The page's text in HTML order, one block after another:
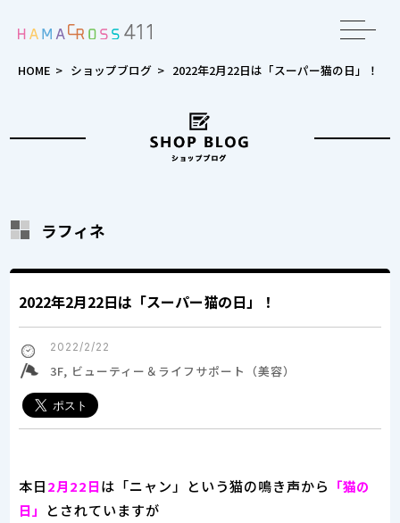
HOME > ショップブログ > 2022年2月22日は「スーパー猫の日」！
ラフィネ
2022年2月22日は「スーパー猫の日」！
2022/2/22
3F, ビューティー＆ライフサポート（美容）
本日2月22日は「ニャン」という猫の鳴き声から 「猫の
日」
とされていますが